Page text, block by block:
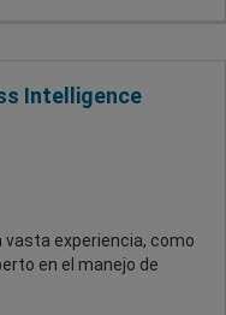
Intelligence
experiencia, como
en el manejo de